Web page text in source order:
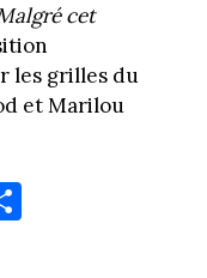
cet
les grilles du
et Marilou
Pa